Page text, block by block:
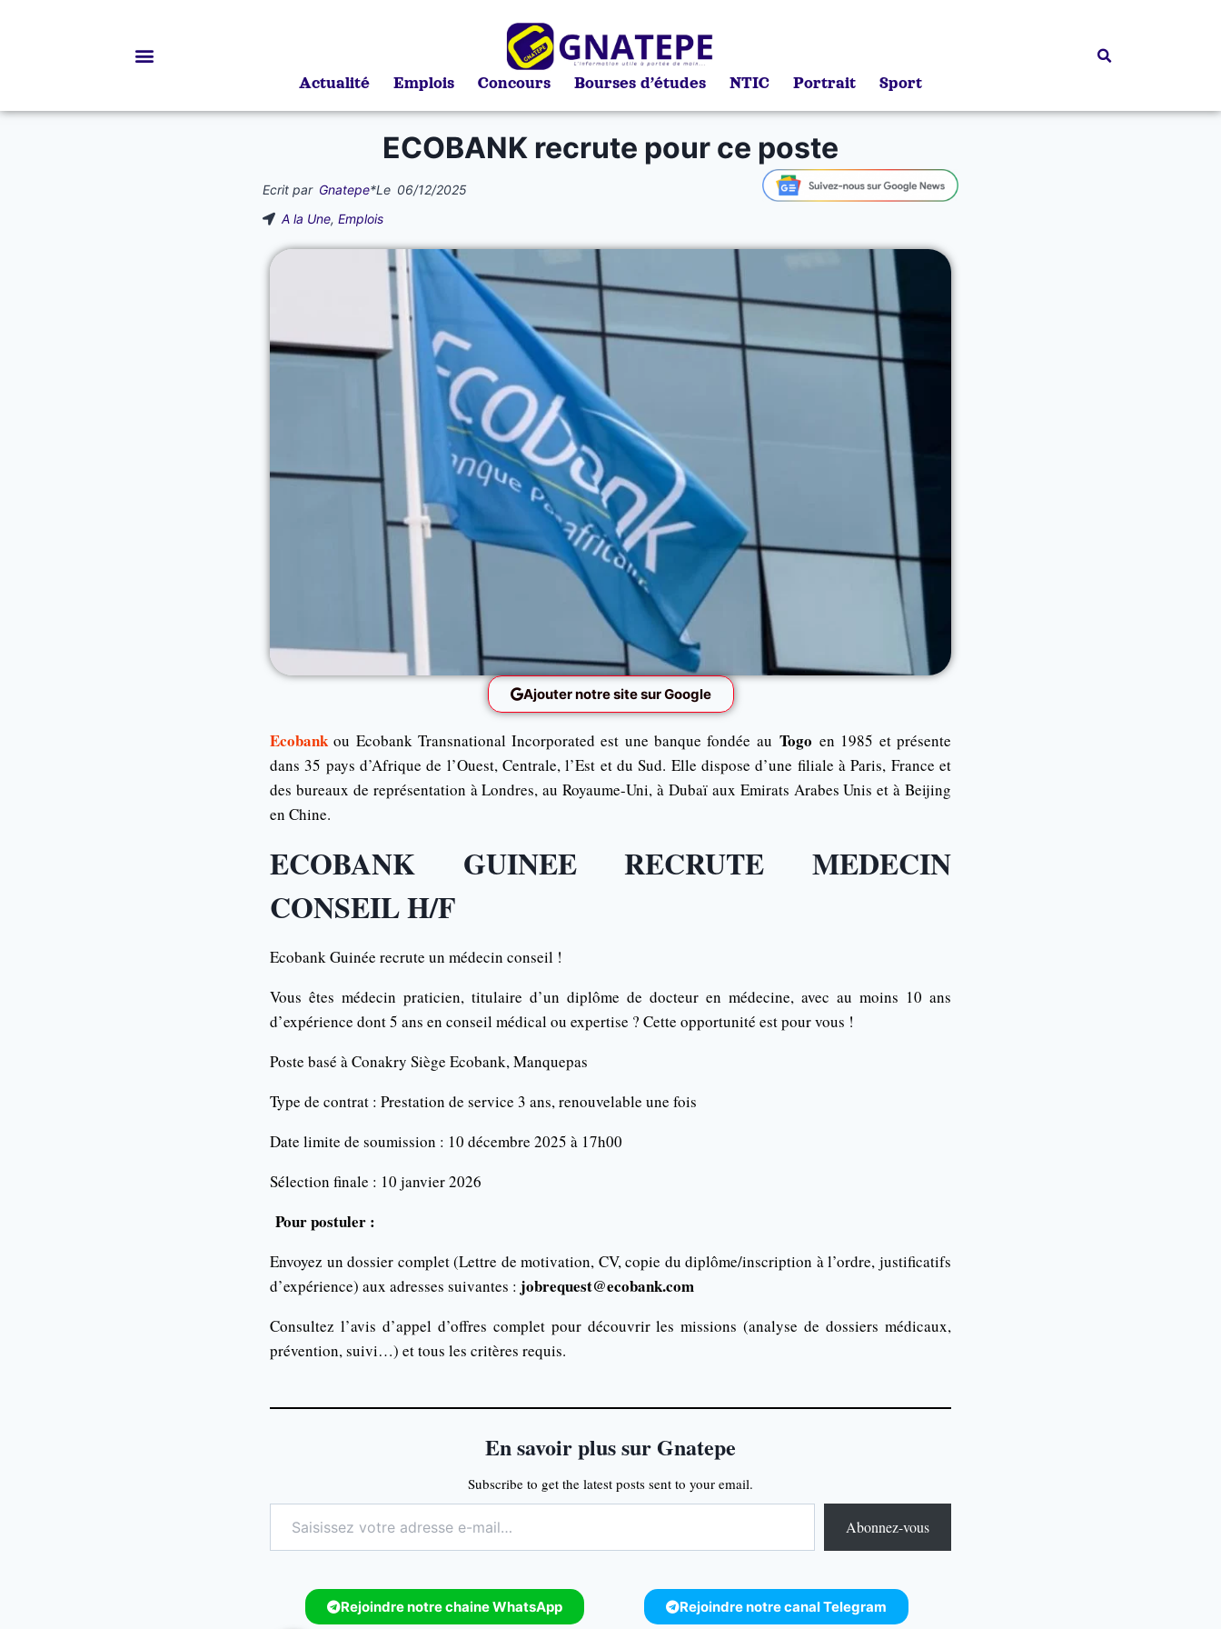
Actualité Emplois Concours Bourses d’études NTIC Portrait Sport
ECOBANK recrute pour ce poste
Ecrit par Gnatepe*Le 06/12/2025
A la Une, Emplois
Ajouter notre site sur Google
Ecobankou Ecobank Transnational Incorporated est une banque fondée au Togo en 1985 et présente
dans 35 pays d’Afrique de l’Ouest, Centrale, l’Est et du Sud. Elle dispose d’une filiale à Paris, France et
des bureaux de représentation à Londres, au Royaume-Uni, à Dubaï aux Emirats Arabes Unis et à Beijing
en Chine.
ECOBANK GUINEE RECRUTE MEDECIN
CONSEIL H/F
Ecobank Guinée recrute un médecin conseil !
Vous êtes médecin praticien, titulaire d’un diplôme de docteur en médecine, avec au moins 10 ans
d’expérience dont 5 ans en conseil médical ou expertise ? Cette opportunité est pour vous !
Poste basé à Conakry Siège Ecobank, Manquepas
Type de contrat : Prestation de service 3 ans, renouvelable une fois
Date limite de soumission : 10 décembre 2025 à 17h00
Sélection finale : 10 janvier 2026
Pour postuler :
Envoyez un dossier complet (Lettre de motivation, CV, copie du diplôme/inscription à l’ordre, justificatifs
d’expérience) aux adresses suivantes : jobrequest@ecobank.com
Consultez l’avis d’appel d’offres complet pour découvrir les missions (analyse de dossiers médicaux,
prévention, suivi…) et tous les critères requis.
En savoir plus sur Gnatepe
Subscribe to get the latest posts sent to your email.
Abonnez-vous
Rejoindre notre chaine WhatsApp Rejoindre notre canal Telegram